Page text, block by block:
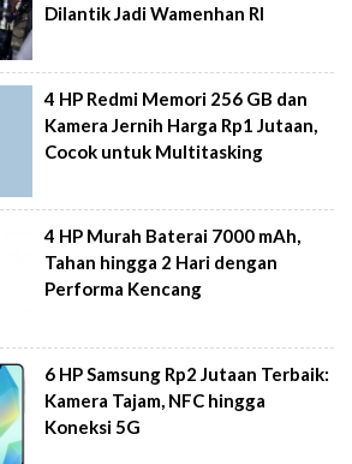
Dilantik Jadi Wamenhan RI
4 HP Redmi Memori 256 GB dan
Kamera Jernih Harga Rp1 Jutaan,
Cocok untuk Multitasking
4 HP Murah Baterai 7000 mAh,
Tahan hingga 2 Hari dengan
Performa Kencang
6 HP Samsung Rp2 Jutaan Terbaik:
Kamera Tajam, NFC hingga
Koneksi 5G